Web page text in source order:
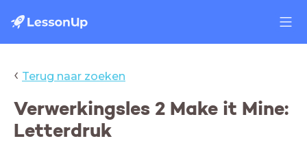
‹ Terug naar zoeken
Verwerkingsles 2 Make it Mine:
Letterdruk